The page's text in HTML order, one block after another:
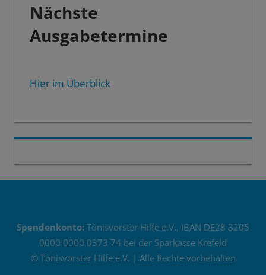
Nächste
Ausgabetermine
Hier im Überblick
Spendenkonto: Tönisvorster Hilfe e.V., IBAN DE28 3205
0000 0000 0373 74 bei der Sparkasse Krefeld
© Tönisvorster Hilfe e.V. | Alle Rechte vorbehalten